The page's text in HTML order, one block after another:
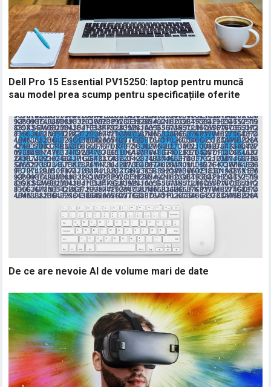
Dell Pro 15 Essential PV15250: laptop pentru muncă
sau model prea scump pentru specificațiile oferite
De ce are nevoie AI de volume mari de date